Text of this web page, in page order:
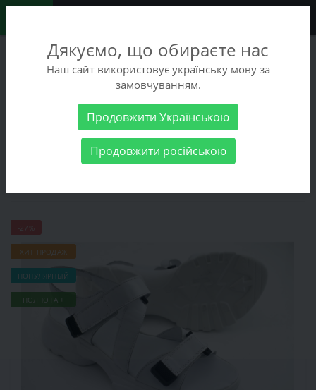
+38 (068) 486-90-09
+38 (093) 486-90-09
Женские товары Женская обувь Босоножки
-27%
ХИТ ПРОДАЖ
ПОПУЛЯРНЫЙ
ПОЛНОТА +
Дякуємо, що обираєте нас
Наш сайт використовує українську мову за
замовчуванням.
Продовжити Українською
Продовжити російською